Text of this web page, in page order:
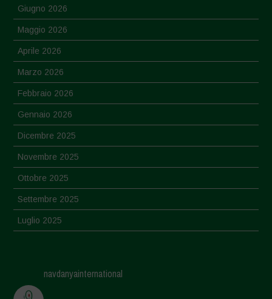
Giugno 2026
Maggio 2026
Aprile 2026
Marzo 2026
Febbraio 2026
Gennaio 2026
Dicembre 2025
Novembre 2025
Ottobre 2025
Settembre 2025
Luglio 2025
Aprile 2025
navdanyainternational